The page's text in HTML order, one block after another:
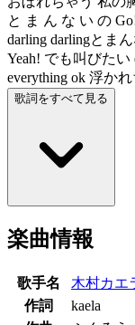
と ま ん な い の
darling darlingとま
Yeah! でも叫びたい
everything ok 浮か
歌詞をすべて見る
楽曲情報
歌手名
木村カエ
作詞
kaela